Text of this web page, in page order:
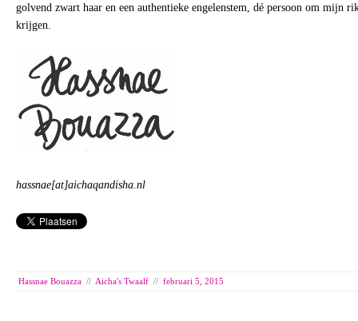
golvend zwart haar en een authentieke engelenstem, dé persoon om mijn
krijgen.
hassnae[at]aichaqandisha.nl
Hassnae Bouazza // Aicha's Twaalf // februari 5, 2015